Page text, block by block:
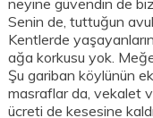
neyine güvendin de
Senin de, tuttuğun
Kentlerde
ağa korkusu yok.
Şu gariban köylünün
masraflar da, vekalet
ücreti de kesesine